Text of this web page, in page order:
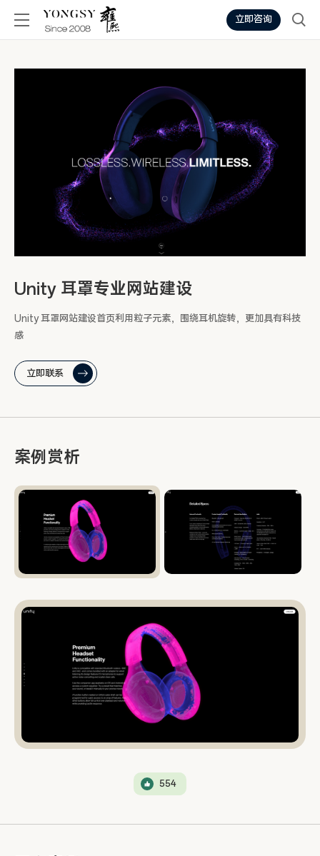
立即咨询
Unity 耳罩专业网站建设
Unity 耳罩网站建设首页利用粒子元素，围绕耳机旋转，更加具有科技
感
立即联系
案例赏析
554